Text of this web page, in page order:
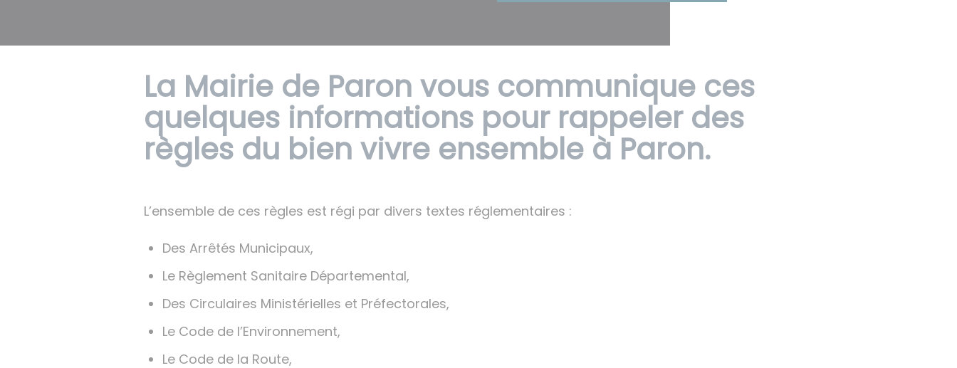
La Mairie de Paron vous communique ces
quelques informations pour rappeler des
règles du bien vivre ensemble à Paron.
L’ensemble de ces règles est régi par divers textes réglementaires :
Des Arrêtés Municipaux,
Le Règlement Sanitaire Départemental,
Des Circulaires Ministérielles et Préfectorales,
Le Code de l’Environnement,
Le Code de la Route,